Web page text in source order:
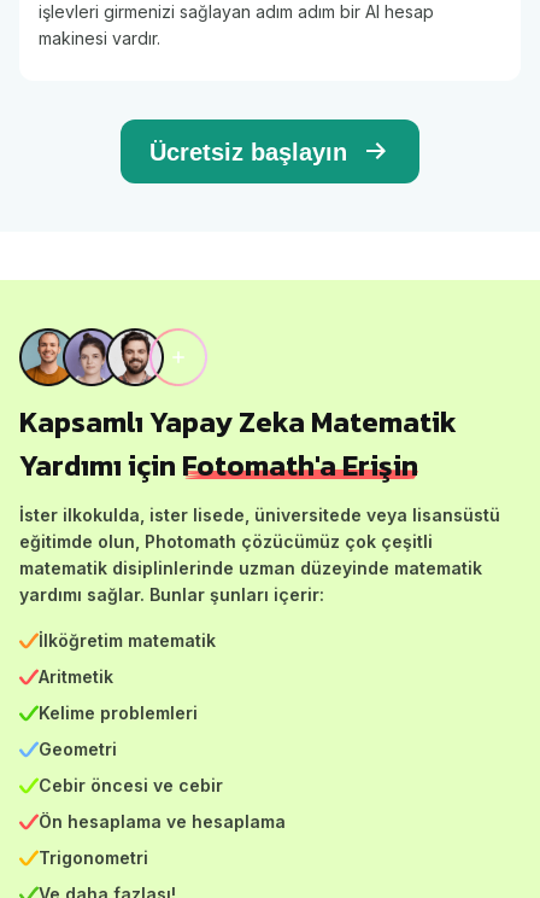
işlevleri girmenizi sağlayan adım adım bir AI hesap
makinesi vardır.
Ücretsiz başlayın
Kapsamlı Yapay Zeka Matematik
Yardımı için Fotomath'a Erişin
İster ilkokulda, ister lisede, üniversitede veya lisansüstü
eğitimde olun, Photomath çözücümüz çok çeşitli
matematik disiplinlerinde uzman düzeyinde matematik
yardımı sağlar. Bunlar şunları içerir:
İlköğretim matematik
Aritmetik
Kelime problemleri
Geometri
Cebir öncesi ve cebir
Ön hesaplama ve hesaplama
Trigonometri